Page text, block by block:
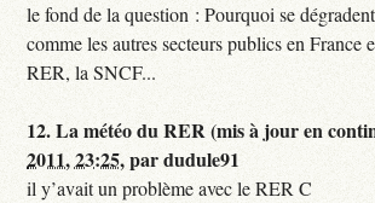
le fond de la question : Pourquoi se
comme les autres secteurs publics en France
RER, la SNCF...
12.La météo du RER (mis à jour en
2011, 23:25,pardudule91
il y’avait un problème avec le RER C